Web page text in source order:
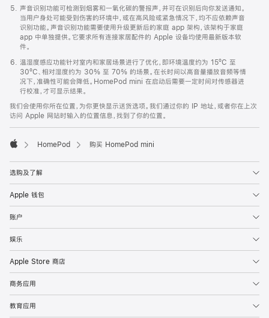
声音识别功能可检测到烟雾和一氧化碳的警报声，并可在识别后向你发送通知。
当用户身处可能受到伤害的环境中，或在高风险或紧急情况下，均不应依赖声音
识别功能。声音识别功能需要使用升级更新后的家庭 app 架构，该架构于家庭
app 中单独提供。它要求所有连接家居配件的 Apple 设备均使用最新版本软
件。
温湿度感应功能针对室内和家居场景进行了优化，即环境温度约为 15ºC 至
30ºC、相对湿度约为 30% 至 70% 的场景。在长时间以高音量播放音频等情
况下，准确性可能会降低。HomePod mini 在启动后需要一定时间对传感器进
行校准，才可显示结果。
我们会使用你所在位置，为你更快显示送货选项。我们通过你的 IP 地址，或者你在上次
访问 Apple 网站时输入的位置信息，找到了你的位置。
HomePod 购买 HomePod mini
选购及了解
Apple 钱包
账户
娱乐
Apple Store 商店
商务应用
教育应用